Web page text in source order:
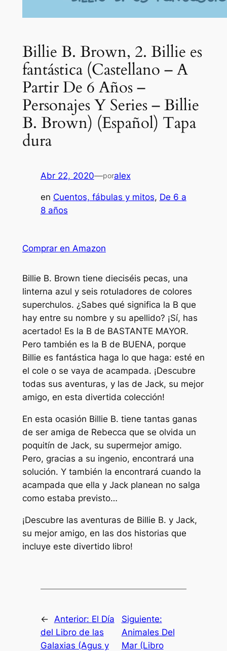
Billie B. Brown, 2. Billie es
fantástica (Castellano – A
Partir De 6 Años –
Personajes Y Series – Billie
B. Brown) (Español) Tapa
dura
Abr 22, 2020—poralex
en Cuentos, fábulas y mitos, De 6 a
8 años
Comprar en Amazon
Billie B. Brown tiene dieciséis pecas, una
linterna azul y seis rotuladores de colores
superchulos. ¿Sabes qué significa la B que
hay entre su nombre y su apellido? ¡Sí, has
acertado! Es la B de BASTANTE MAYOR.
Pero también es la B de BUENA, porque
Billie es fantástica haga lo que haga: esté en
el cole o se vaya de acampada. ¡Descubre
todas sus aventuras, y las de Jack, su mejor
amigo, en esta divertida colección!
En esta ocasión Billie B. tiene tantas ganas
de ser amiga de Rebecca que se olvida un
poquitín de Jack, su supermejor amigo.
Pero, gracias a su ingenio, encontrará una
solución. Y también la encontrará cuando la
acampada que ella y Jack planean no salga
como estaba previsto…
¡Descubre las aventuras de Billie B. y Jack,
su mejor amigo, en las dos historias que
incluye este divertido libro!
← Anterior: El Día
del Libro de las
Galaxias (Agus y
Siguiente:
Animales Del
Mar (Libro